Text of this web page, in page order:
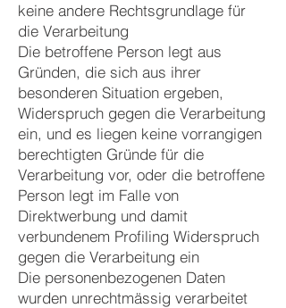
keine andere Rechtsgrundlage für
die Verarbeitung
Die betroffene Person legt aus
Gründen, die sich aus ihrer
besonderen Situation ergeben,
Widerspruch gegen die Verarbeitung
ein, und es liegen keine vorrangigen
berechtigten Gründe für die
Verarbeitung vor, oder die betroffene
Person legt im Falle von
Direktwerbung und damit
verbundenem Profiling Widerspruch
gegen die Verarbeitung ein
Die personenbezogenen Daten
wurden unrechtmässig verarbeitet